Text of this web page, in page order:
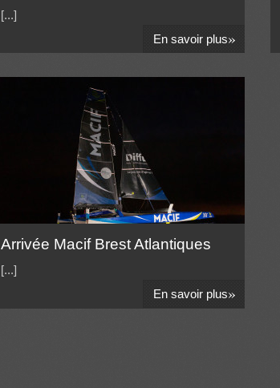
[...]
En savoir plus»
Arrivée Macif Brest Atlantiques
[...]
En savoir plus»